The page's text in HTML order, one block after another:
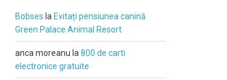
Bobses la Evitați pensiunea canină
Green Palace Animal Resort
anca moreanu la 800 de carti
electronice gratuite